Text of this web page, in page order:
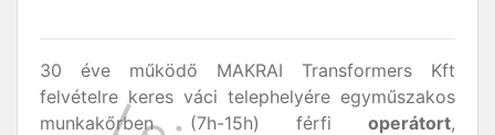
30 éve működő MAKRAI Transformers Kft
felvételre keres váci telephelyére egyműszakos
munkakőrben (7h-15h) férfi operátort,